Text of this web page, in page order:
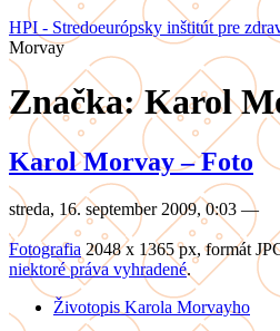
HPI - Stredoeurópsky inštitút pre
Morvay
Značka: Karol
Karol Morvay – Foto
streda, 16. september 2009, 0:03 —
Fotografia 2048 x 1365 px, formát
niektoré práva vyhradené.
Životopis Karola Morvayho